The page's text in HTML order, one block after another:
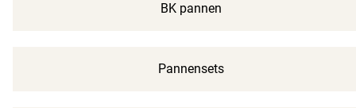
BK pannen
Pannensets